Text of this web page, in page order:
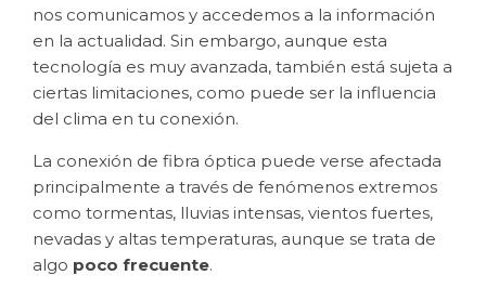
nos comunicamos y accedemos a la información
en la actualidad. Sin embargo, aunque esta
tecnología es muy avanzada, también está sujeta a
ciertas limitaciones, como puede ser la influencia
del clima en tu conexión.
La conexión de fibra óptica puede verse afectada
principalmente a través de fenómenos extremos
como tormentas, lluvias intensas, vientos fuertes,
nevadas y altas temperaturas, aunque se trata de
algo poco frecuente.